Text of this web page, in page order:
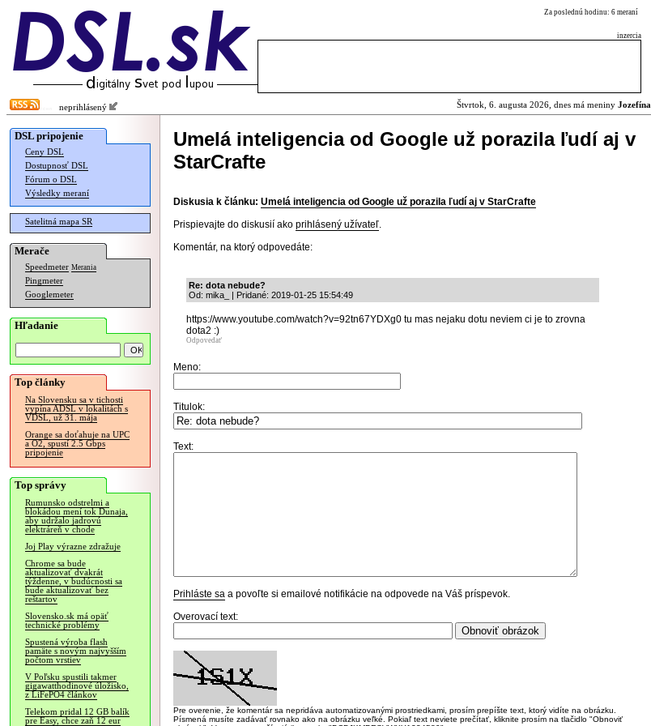
Za poslednú hodinu: 6 meraní
inzercia
neprihlásený Štvrtok, 6. augusta 2026, dnes má meniny Jozefína
DSL pripojenie
Ceny DSL
Dostupnosť DSL
Fórum o DSL
Výsledky meraní
Satelitná mapa SR
Merače
Speedmeter Merania
Pingmeter
Googlemeter
Hľadanie
Top články
Na Slovensku sa v tichosti
vypína ADSL v lokalitách s
VDSL, už 31. mája
Orange sa doťahuje na UPC
a O2, spustí 2.5 Gbps
pripojenie
Top správy
Rumunsko odstrelmi a
blokádou mení tok Dunaja,
aby udržalo jadrovú
elektráreň v chode
Joj Play výrazne zdražuje
Chrome sa bude
aktualizovať dvakrát
týždenne, v budúcnosti sa
bude aktualizovať bez
reštartov
Slovensko.sk má opäť
technické problémy
Spustená výroba flash
pamäte s novým najvyšším
počtom vrstiev
V Poľsku spustili takmer
gigawatthodinové úložisko,
z LiFePO4 článkov
Telekom pridal 12 GB balík
pre Easy, chce zaň 12 eur
Umelá inteligencia od Google už porazila ľudí aj v
StarCrafte
Diskusia k článku: Umelá inteligencia od Google už porazila ľudí aj v StarCrafte
Prispievajte do diskusií ako prihlásený užívateľ.
Komentár, na ktorý odpovedáte:
Re: dota nebude?
Od: mika_ | Pridané: 2019-01-25 15:54:49
https://www.youtube.com/watch?v=92tn67YDXg0 tu mas nejaku dotu neviem ci je to zrovna
dota2 :)
Odpovedať
Meno:
Titulok:
Text:
Prihláste sa a povoľte si emailové notifikácie na odpovede na Váš príspevok.
Overovací text:
Pre overenie, že komentár sa nepridáva automatizovanými prostriedkami, prosím prepíšte text, ktorý vidíte na obrázku.
Písmená musíte zadávať rovnako ako na obrázku veľké. Pokiaľ text neviete prečítať, kliknite prosím na tlačidlo "Obnoviť